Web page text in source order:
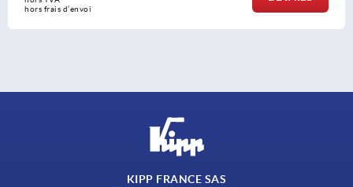
hors frais d’envoi
KIPP FRANCE SAS